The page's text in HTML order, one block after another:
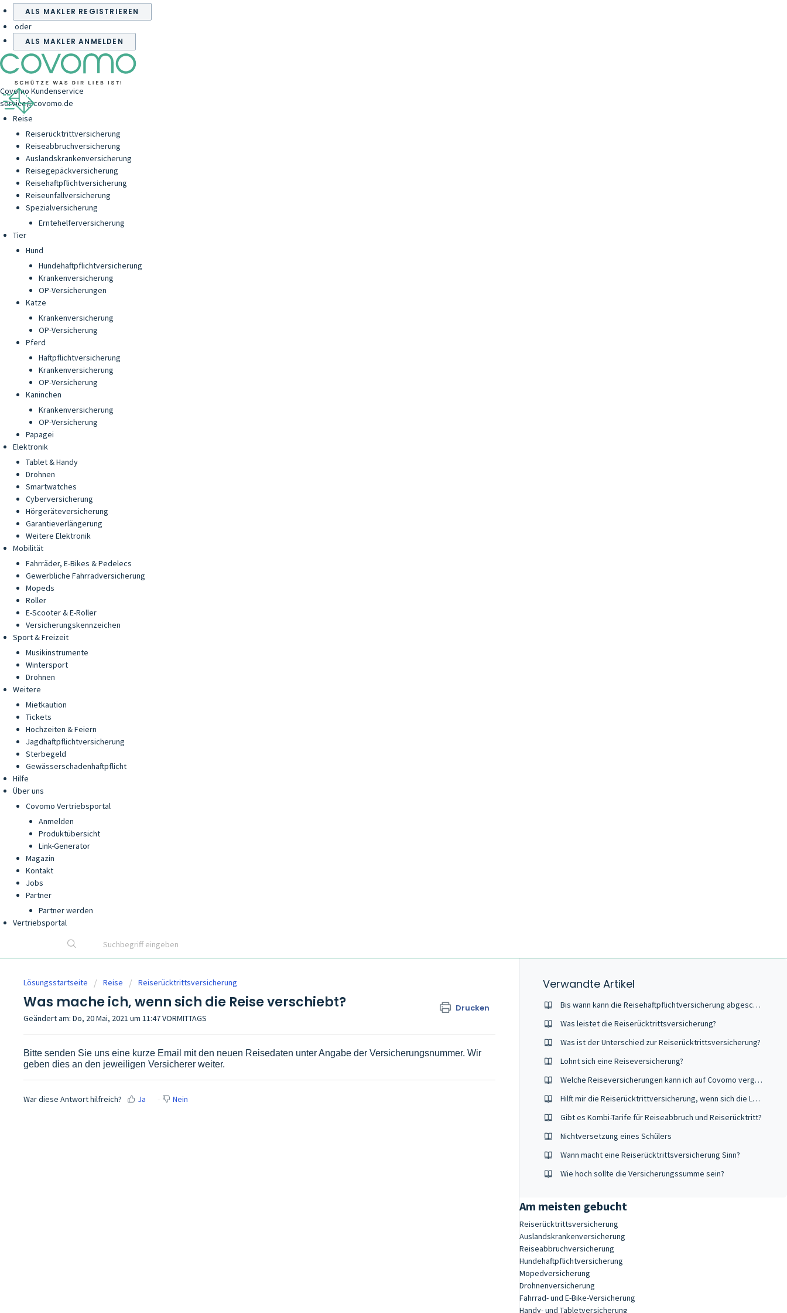
ALS MAKLER REGISTRIEREN
oder
ALS MAKLER ANMELDEN
Covomo Kundenservice
service@covomo.de
Reise
Reiserücktrittversicherung
Reiseabbruchversicherung
Auslandskrankenversicherung
Reisegepäckversicherung
Reisehaftpflichtversicherung
Reiseunfallversicherung
Spezialversicherung
Erntehelferversicherung
Tier
Hund
Hundehaftpflichtversicherung
Krankenversicherung
OP-Versicherungen
Katze
Krankenversicherung
OP-Versicherung
Pferd
Haftpflichtversicherung
Krankenversicherung
OP-Versicherung
Kaninchen
Krankenversicherung
OP-Versicherung
Papagei
Elektronik
Tablet & Handy
Drohnen
Smartwatches
Cyberversicherung
Hörgeräteversicherung
Garantieverlängerung
Weitere Elektronik
Mobilität
Fahrräder, E-Bikes & Pedelecs
Gewerbliche Fahrradversicherung
Mopeds
Roller
E-Scooter & E-Roller
Versicherungskennzeichen
Sport & Freizeit
Musikinstrumente
Wintersport
Drohnen
Weitere
Mietkaution
Tickets
Hochzeiten & Feiern
Jagdhaftpflichtversicherung
Sterbegeld
Gewässerschadenhaftpflicht
Hilfe
Über uns
Covomo Vertriebsportal
Anmelden
Produktübersicht
Link-Generator
Magazin
Kontakt
Jobs
Partner
Partner werden
Vertriebsportal
Lösungsstartseite Reise Reiserücktrittsversicherung
Was mache ich, wenn sich die Reise verschiebt? Drucken
Geändert am: Do, 20 Mai, 2021 um 11:47 VORMITTAGS
Bitte senden Sie uns eine kurze Email mit den neuen Reisedaten unter Angabe der Versicherungsnummer. Wir
geben dies an den jeweiligen Versicherer weiter.
War diese Antwort hilfreich? Ja Nein
Verwandte Artikel
Bis wann kann die Reisehaftpflichtversicherung abgeschlossen werden?
Was leistet die Reiserücktrittsversicherung?
Was ist der Unterschied zur Reiserücktrittsversicherung?
Lohnt sich eine Reiseversicherung?
Welche Reiseversicherungen kann ich auf Covomo vergleichen?
Hilft mir die Reiserücktrittversicherung, wenn sich die Lage wieder verschärft?
Gibt es Kombi-Tarife für Reiseabbruch und Reiserücktritt?
Nichtversetzung eines Schülers
Wann macht eine Reiserücktrittsversicherung Sinn?
Wie hoch sollte die Versicherungssumme sein?
Am meisten gebucht
Reiserücktrittsversicherung
Auslandskrankenversicherung
Reiseabbruchversicherung
Hundehaftpflichtversicherung
Mopedversicherung
Drohnenversicherung
Fahrrad- und E-Bike-Versicherung
Handy- und Tabletversicherung